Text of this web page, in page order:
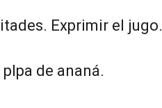
Exprimir el jugo.
de ananá.